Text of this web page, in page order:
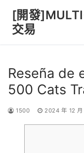
content
[開發
交易
Reseña de
500 Cats
1500 2024 年 12 月